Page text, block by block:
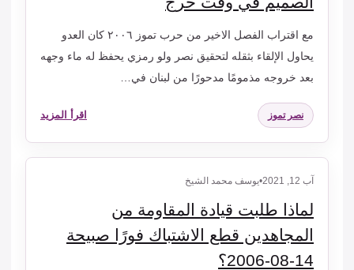
مع اقتراب الفصل الاخير من حرب تموز ٢٠٠٦ كان العدو
يحاول الإلقاء بثقله لتحقيق نصر ولو رمزي يحفظ له ماء وجهه
بعد خروجه مذمومًا مدحورًا من لبنان في…
نصر تموز اقرأ المزيد
آب 12, 2021 •يوسف محمد الشيخ
لماذا طلبت قيادة المقاومة من
المجاهدين قطع الاشتباك فورًا صبيحة
14-08-2006؟